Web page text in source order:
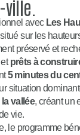
avec Les
sur les
préservé et
etprêts à
5 minutes du
situation
vallée, créant un
vie.
le programme